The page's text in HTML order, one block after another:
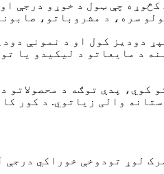
د مایعاتو د لیکیدو یا
پدې توګه د محصولاتو
والی زیاتوي. د کور